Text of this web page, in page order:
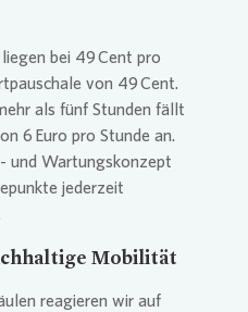
bei 49 Cent pro
von 49 Cent.
als fünf Stunden fällt
6 Euro pro Stunde an.
und Wartungskonzept
jederzeit
Mobilität
reagieren wir auf